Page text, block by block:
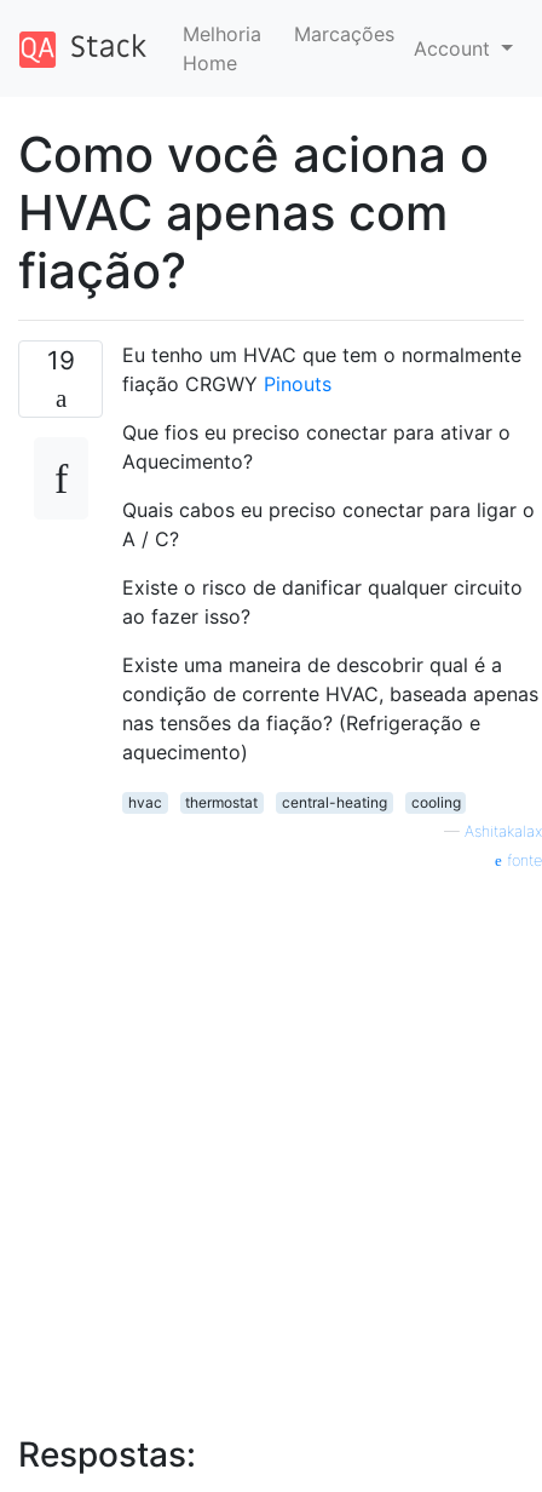
Melhoria
Home
Marcações
Account
Como você aciona o
HVAC apenas com
fiação?
19
Eu tenho um HVAC que tem o normalmente
fiação CRGWY Pinouts
Que fios eu preciso conectar para ativar o
Aquecimento?
Quais cabos eu preciso conectar para ligar o
A / C?
Existe o risco de danificar qualquer circuito
ao fazer isso?
Existe uma maneira de descobrir qual é a
condição de corrente HVAC, baseada apenas
nas tensões da fiação? (Refrigeração e
aquecimento)
hvac thermostat central-heating
cooling
— Ashitakalax
fonte
Respostas: